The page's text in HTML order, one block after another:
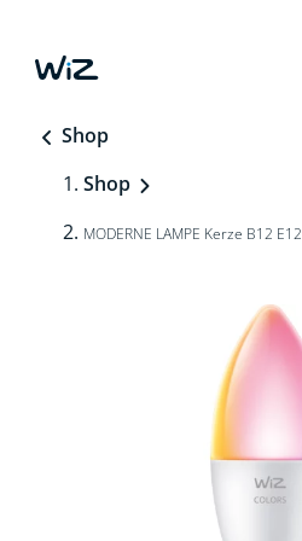
Shop
Shop
MODERNE LAMPE Kerze B12 E12